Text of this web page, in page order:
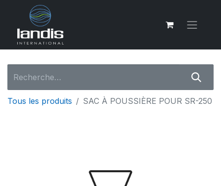
Tous les produits SAC À POUSSIÈRE POUR SR-250